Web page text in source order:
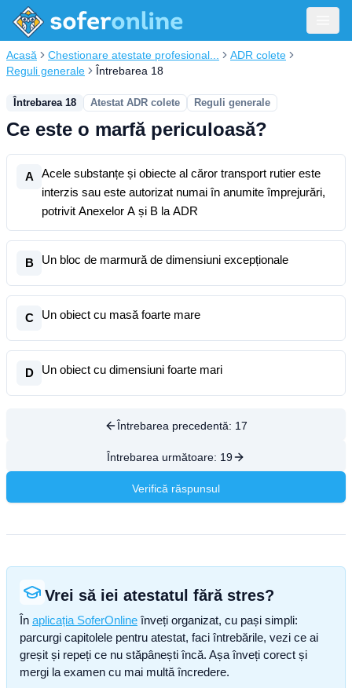
Acasă Chestionare atestate profesional...
ADR colete
Reguli generale
Întrebarea 18
Întrebarea 18 Atestat ADR colete Reguli generale
Ce este o marfă periculoasă?
A
Acele substanțe și obiecte al căror transport rutier este
interzis sau este autorizat numai în anumite împrejurări,
potrivit Anexelor A și B la ADR
B Un bloc de marmură de dimensiuni excepționale
C Un obiect cu masă foarte mare
D Un obiect cu dimensiuni foarte mari
Întrebarea precedentă: 17
Întrebarea următoare: 19
Verifică răspunsul
Vrei să iei atestatul fără stres?
În aplicația SoferOnline înveți organizat, cu pași simpli:
parcurgi capitolele pentru atestat, faci întrebările, vezi ce ai
greșit și repeți ce nu stăpânești încă. Așa înveți corect și
mergi la examen cu mai multă încredere.